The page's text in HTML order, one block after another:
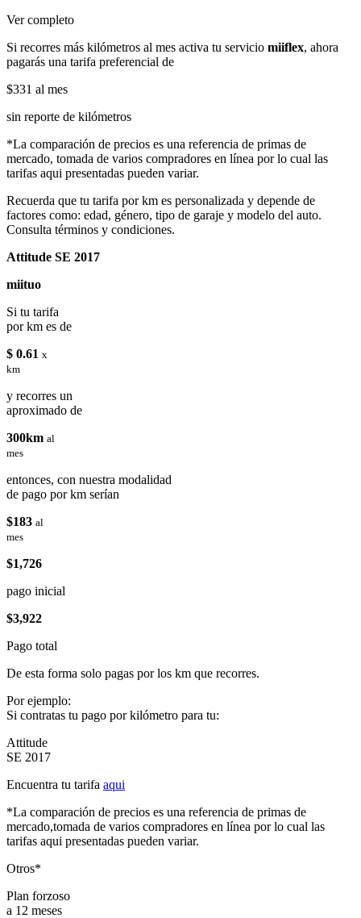
Ver completo
Si recorres más kilómetros al mes activa tu servicio miiflex, ahora
pagarás una tarifa preferencial de
$331 al mes
sin reporte de kilómetros
*La comparación de precios es una referencia de primas de
mercado, tomada de varios compradores en línea por lo cual las
tarifas aqui presentadas pueden variar.
Recuerda que tu tarifa por km es personalizada y depende de
factores como: edad, género, tipo de garaje y modelo del auto.
Consulta términos y condiciones.
Attitude SE 2017
miituo
Si tu tarifa
por km es de
$ 0.61 x
km
y recorres un
aproximado de
300km al
mes
entonces, con nuestra modalidad
de pago por km serían
$183 al
mes
$1,726
pago inicial
$3,922
Pago total
De esta forma solo pagas por los km que recorres.
Por ejemplo:
Si contratas tu pago por kilómetro para tu:
Attitude
SE 2017
Encuentra tu tarifa aqui
*La comparación de precios es una referencia de primas de
mercado,tomada de varios compradores en línea por lo cual las
tarifas aqui presentadas pueden variar.
Otros*
Plan forzoso
a 12 meses